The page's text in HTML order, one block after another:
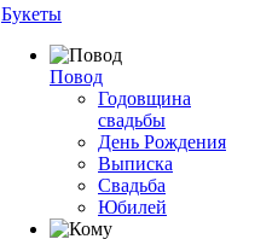
Букеты
Повод
Годовщина
свадьбы
День Рождения
Выписка
Свадьба
Юбилей